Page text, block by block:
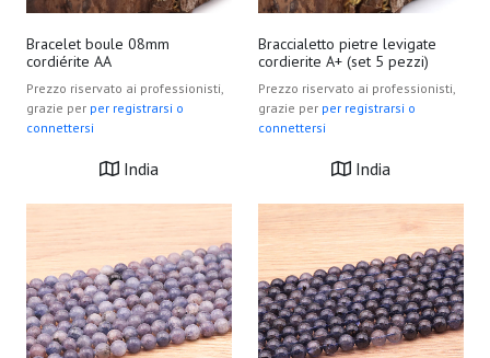
Bracelet boule 08mm
cordiérite AA
Prezzo riservato ai professionisti,
grazie per per registrarsi o
connettersi
India
Braccialetto pietre levigate
cordierite A+ (set 5 pezzi)
Prezzo riservato ai professionisti,
grazie per per registrarsi o
connettersi
India